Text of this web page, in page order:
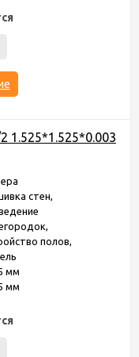
1.525*1.525*0.003
стен,
полов,
мм
мм